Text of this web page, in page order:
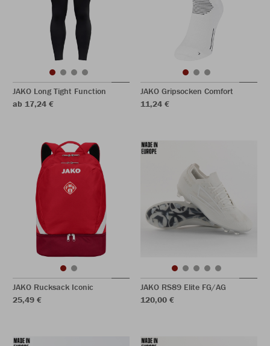
JAKO Long Tight Function
ab 17,24 €
JAKO Gripsocken Comfort
11,24 €
JAKO Rucksack Iconic
25,49 €
JAKO RS89 Elite FG/AG
120,00 €